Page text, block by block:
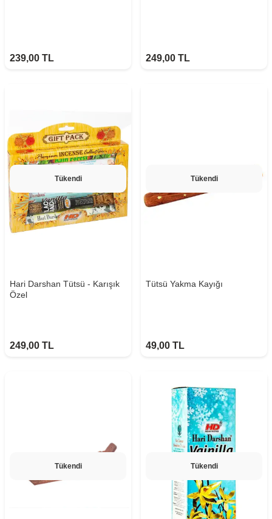
239,00 TL 249,00 TL
Tükendi
Hari Darshan Tütsü - Karışık
Özel
249,00 TL
Tükendi
Tütsü Yakma Kayığı
49,00 TL
Tükendi Tükendi